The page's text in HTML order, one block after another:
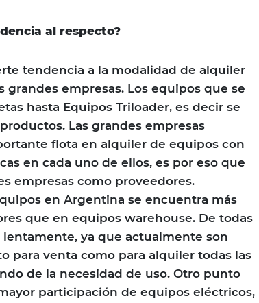
al respecto?
tendencia a la modalidad de alquiler
empresas. Los equipos que se
hasta Equipos Triloader, es decir se
Las grandes empresas
flota en alquiler de equipos con
en cada uno de ellos, es por eso que
empresas como proveedores.
en Argentina se encuentra más
que en equipos warehouse. De todas
ya que actualmente son
para venta como para alquiler todas las
de la necesidad de uso. Otro punto
participación de equipos eléctricos,